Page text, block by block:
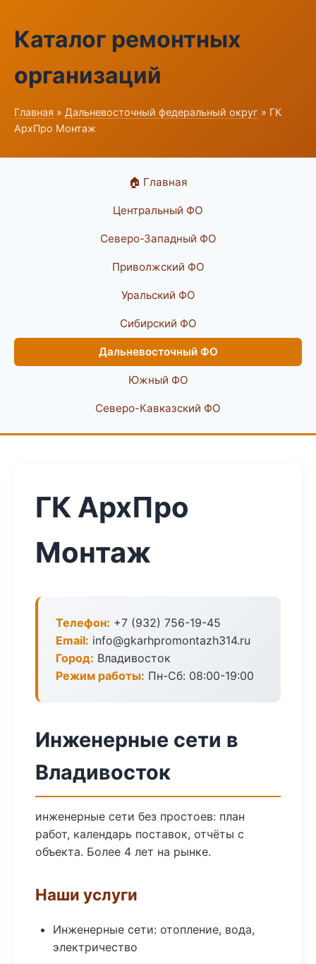
Каталог ремонтных
организаций
Главная » Дальневосточный федеральный округ » ГК
АрхПро Монтаж
🏠 Главная
Центральный ФО
Северо-Западный ФО
Приволжский ФО
Уральский ФО
Сибирский ФО
Дальневосточный ФО
Южный ФО
Северо-Кавказский ФО
ГК АрхПро
Монтаж
Телефон: +7 (932) 756-19-45
Email: info@gkarhpromontazh314.ru
Город: Владивосток
Режим работы: Пн-Сб: 08:00-19:00
Инженерные сети в
Владивосток
инженерные сети без простоев: план
работ, календарь поставок, отчёты с
объекта. Более 4 лет на рынке.
Наши услуги
Инженерные сети: отопление, вода,
электричество